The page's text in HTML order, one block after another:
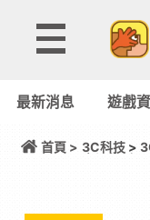
最新消息 遊戲
首頁 > 3C科技>